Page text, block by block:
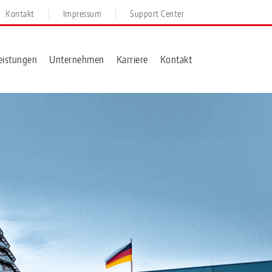
Kontakt Impressum Support Center
Unternehmen Karriere Kontakt